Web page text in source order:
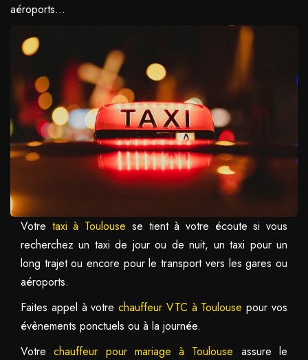
aéroports...
Votre taxi à Toulouse se tient à votre écoute si vous
recherchez un taxi de jour ou de nuit, un taxi pour un
long trajet ou encore pour le transport vers les gares ou
aéroports.
Faites appel à votrechauffeur VTC à Toulousepour vos
évènements ponctuels ou à la journée.
Votrechauffeur pour mariage à Toulouse assure le